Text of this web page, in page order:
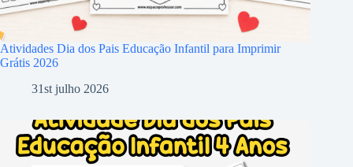
Atividades Dia dos Pais Educação Infantil para Imprimir
Grátis 2026
31st julho 2026